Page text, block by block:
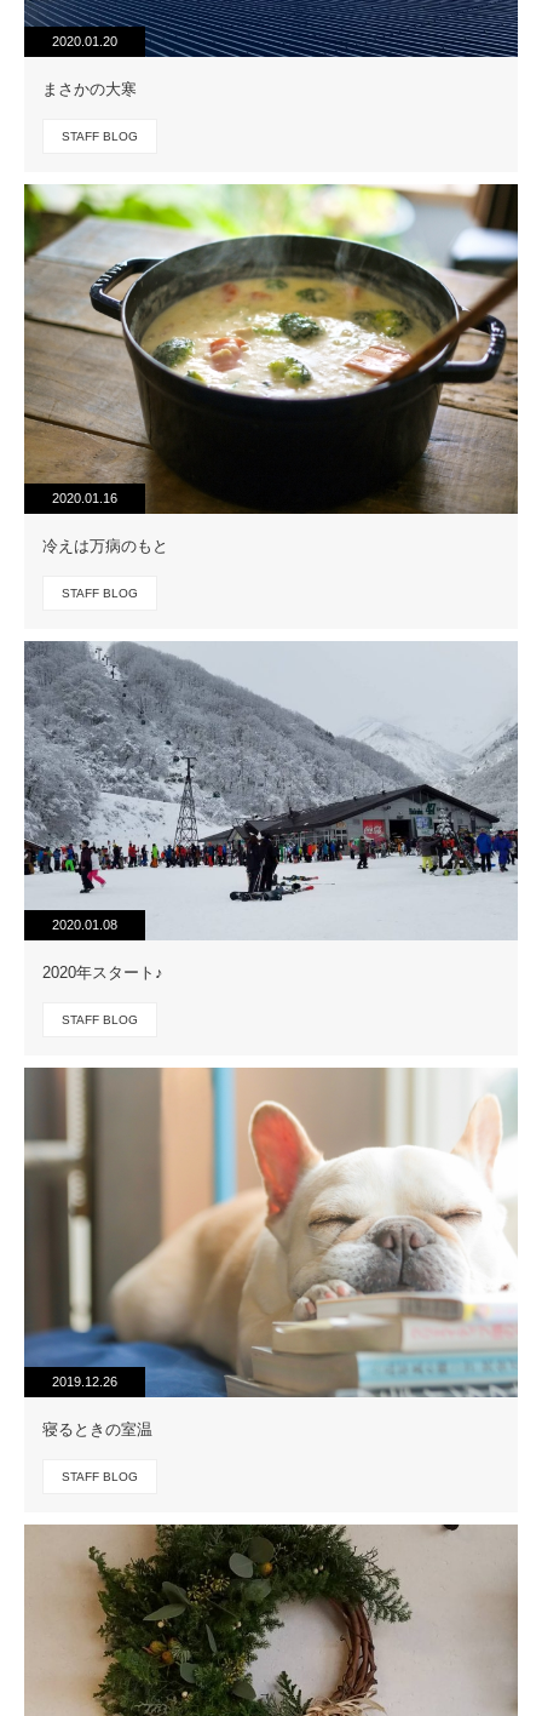
2020.01.20
まさかの大寒
STAFF BLOG
2020.01.16
冷えは万病のもと
STAFF BLOG
2020.01.08
2020年スタート♪
STAFF BLOG
2019.12.26
寝るときの室温
STAFF BLOG